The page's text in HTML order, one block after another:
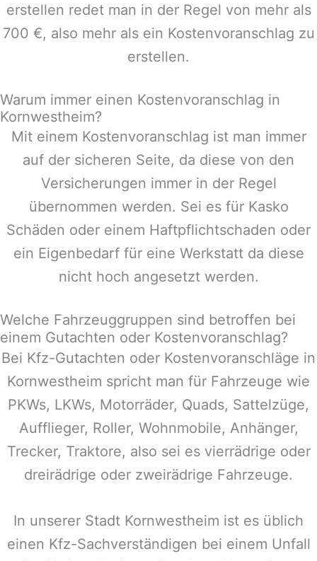
erstellen redet man in der Regel von mehr als
700 €, also mehr als ein Kostenvoranschlag zu
erstellen.
Warum immer einen Kostenvoranschlag in
Kornwestheim?
Mit einem Kostenvoranschlag ist man immer
auf der sicheren Seite, da diese von den
Versicherungen immer in der Regel
übernommen werden. Sei es für Kasko
Schäden oder einem Haftpflichtschaden oder
ein Eigenbedarf für eine Werkstatt da diese
nicht hoch angesetzt werden.
Welche Fahrzeuggruppen sind betroffen bei
einem Gutachten oder Kostenvoranschlag?
Bei Kfz-Gutachten oder Kostenvoranschläge in
Kornwestheim spricht man für Fahrzeuge wie
PKWs, LKWs, Motorräder, Quads, Sattelzüge,
Aufflieger, Roller, Wohnmobile, Anhänger,
Trecker, Traktore, also sei es vierrädrige oder
dreirädrige oder zweirädrige Fahrzeuge.
In unserer Stadt Kornwestheim ist es üblich
einen Kfz-Sachverständigen bei einem Unfall